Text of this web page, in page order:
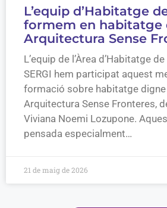
L’equip d’Habitatge
formem en habitatge
Arquitectura Sense
L’equip de l’Àrea d’Habitatge
SERGI hem participat aquest
formació sobre habitatge
Arquitectura Sense Fronteres,
Viviana Noemi Lozupone.
pensada especialment…
21 de maig de 2026